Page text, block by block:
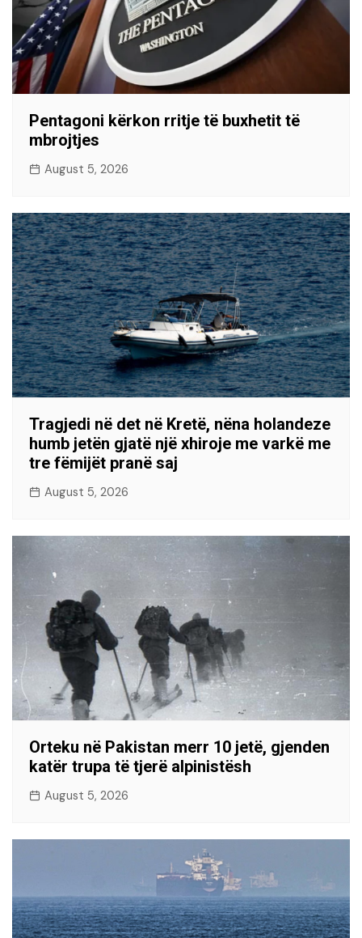
Pentagoni kërkon rritje të buxhetit të
mbrojtjes
August 5, 2026
Tragjedi në det në Kretë, nëna holandeze
humb jetën gjatë një xhiroje me varkë me
tre fëmijët pranë saj
August 5, 2026
Orteku në Pakistan merr 10 jetë, gjenden
katër trupa të tjerë alpinistësh
August 5, 2026